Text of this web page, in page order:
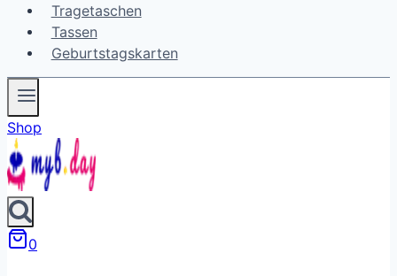
Tragetaschen
Tassen
Geburtstagskarten
Shop
0